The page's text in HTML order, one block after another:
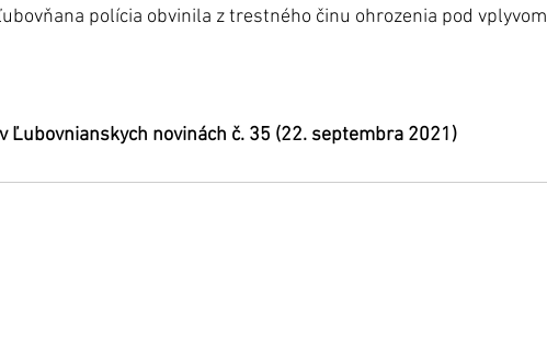
polícia obvinila z trestného činu ohrozenia pod vplyvom
Ľubovnianskych novinách č. 35 (22. septembra 2021)